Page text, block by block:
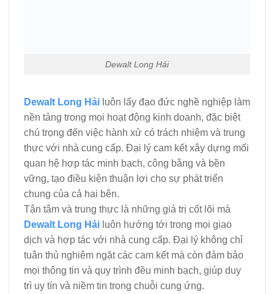
Dewalt Long Hải
Dewalt Long Hải luôn lấy đạo đức nghề nghiệp làm
nền tảng trong mọi hoạt động kinh doanh, đặc biệt
chú trọng đến việc hành xử có trách nhiệm và trung
thực với nhà cung cấp. Đại lý cam kết xây dựng mối
quan hệ hợp tác minh bạch, công bằng và bền
vững, tạo điều kiện thuận lợi cho sự phát triển
chung của cả hai bên.
Tận tâm và trung thực là những giá trị cốt lõi mà
Dewalt Long Hải luôn hướng tới trong mọi giao
dịch và hợp tác với nhà cung cấp. Đại lý không chỉ
tuân thủ nghiêm ngặt các cam kết mà còn đảm bảo
mọi thông tin và quy trình đều minh bạch, giúp duy
trì uy tín và niềm tin trong chuỗi cung ứng.